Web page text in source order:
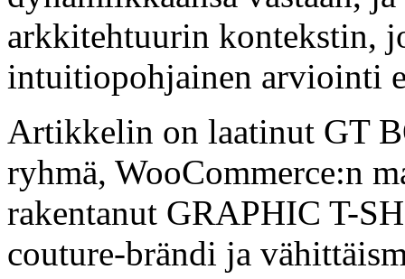
arkkitehtuurin kontekstin,
intuitiopohjainen arviointi
Artikkelin on laatinut GT
ryhmä, WooCommerce:n
rakentanut GRAPHIC T-
couture-brändi ja